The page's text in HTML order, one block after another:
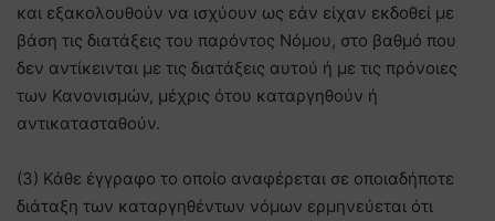
και εξακολουθούν να ισχύουν ως εάν είχαν εκδοθεί με
βάση τις διατάξεις του παρόντος Νόμου, στο βαθμό που
δεν αντίκεινται με τις διατάξεις αυτού ή με τις πρόνοιες
των Κανονισμών, μέχρις ότου καταργηθούν ή
αντικατασταθούν.
(3) Κάθε έγγραφο το οποίο αναφέρεται σε οποιαδήποτε
διάταξη των καταργηθέντων νόμων ερμηνεύεται ότι